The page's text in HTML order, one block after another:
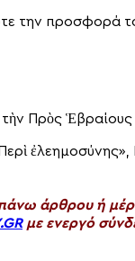
την προσφορά
Πρὸς Ἑβραίους
άρθρου ή
με ενεργό